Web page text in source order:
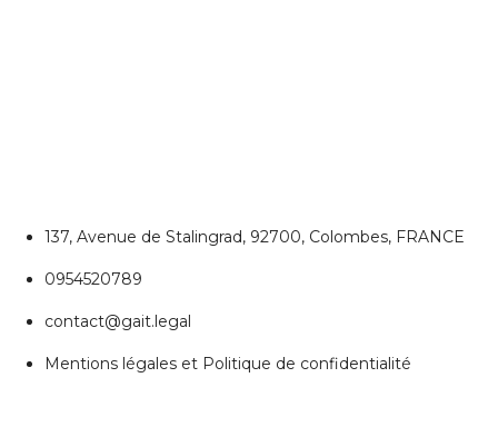
137, Avenue de Stalingrad, 92700, Colombes, FRANCE
0954520789
contact@gait.legal
Mentions légales et Politique de confidentialité